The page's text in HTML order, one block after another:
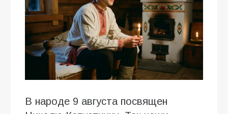
В народе 9 августа посвящен